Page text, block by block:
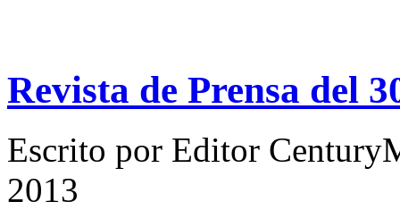
Revista de Prensa del
Escrito por Editor
2013